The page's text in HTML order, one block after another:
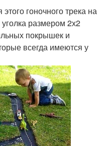
гоночного трека на
размером 2х2
покрышек и
всегда имеются у